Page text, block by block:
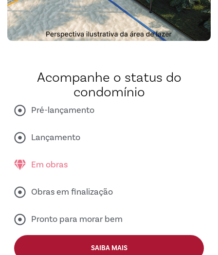
Acompanhe o status do
condomínio
Pré-lançamento
Lançamento
Em obras
Obras em finalização
Pronto para morar bem
SAIBA MAIS